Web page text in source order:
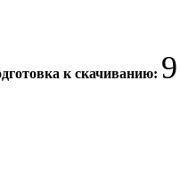
к скачиванию: 8